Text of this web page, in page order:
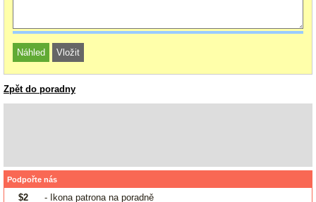
Zpět do poradny
Podpořte nás
$2
- Ikona patrona na poradně